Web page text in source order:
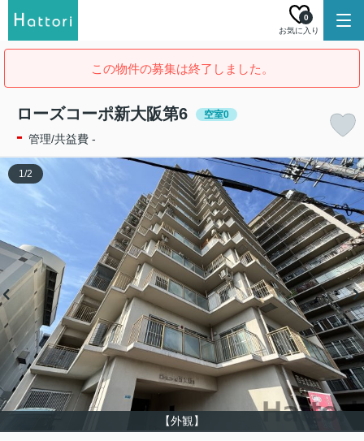
お気に入り
0
この物件の募集は終了しました。
ローズコーポ新大阪第6 空室0
- 管理/共益費 -
【外観】
1/2